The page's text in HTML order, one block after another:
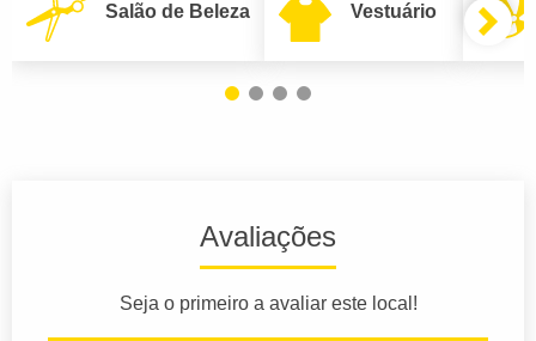
Salão de Beleza Vestuário
Avaliações
Seja o primeiro a avaliar este local!